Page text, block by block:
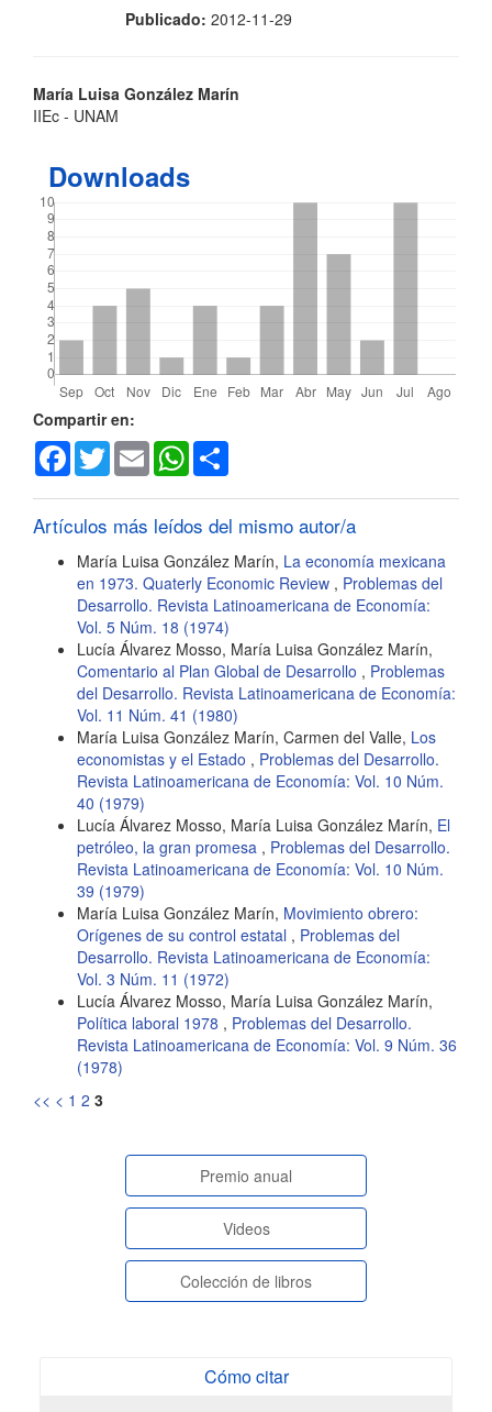
Publicado: 2012-11-29
Contenido
del
artículo
María Luisa González Marín
IIEc - UNAM
Downloads
Detalles
del
artículo
Compartir en:
Facebook
TwitterEmail WhatsApp
Artículos más leídos del mismo autor/a
María Luisa González Marín, La economía mexicana
en 1973. Quaterly Economic Review , Problemas del
Desarrollo. Revista Latinoamericana de Economía:
Vol. 5 Núm. 18 (1974)
Lucía Álvarez Mosso, María Luisa González Marín,
Comentario al Plan Global de Desarrollo , Problemas
del Desarrollo. Revista Latinoamericana de Economía:
Vol. 11 Núm. 41 (1980)
María Luisa González Marín, Carmen del Valle, Los
economistas y el Estado , Problemas del Desarrollo.
Revista Latinoamericana de Economía: Vol. 10 Núm.
40 (1979)
Lucía Álvarez Mosso, María Luisa González Marín, El
petróleo, la gran promesa , Problemas del Desarrollo.
Revista Latinoamericana de Economía: Vol. 10 Núm.
39 (1979)
María Luisa González Marín, Movimiento obrero:
Orígenes de su control estatal , Problemas del
Desarrollo. Revista Latinoamericana de Economía:
Vol. 3 Núm. 11 (1972)
Lucía Álvarez Mosso, María Luisa González Marín,
Política laboral 1978 , Problemas del Desarrollo.
Revista Latinoamericana de Economía: Vol. 9 Núm. 36
(1978)
<< < 1 2 3
paginasespeciales
Premio anual
Videos
Colección de libros
Cómo citar